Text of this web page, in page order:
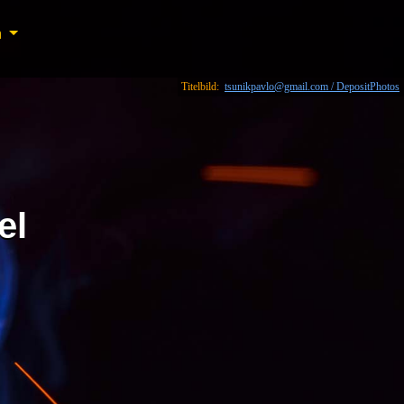
Titelbild: tsunikpavlo@gmail.com / DepositPhotos